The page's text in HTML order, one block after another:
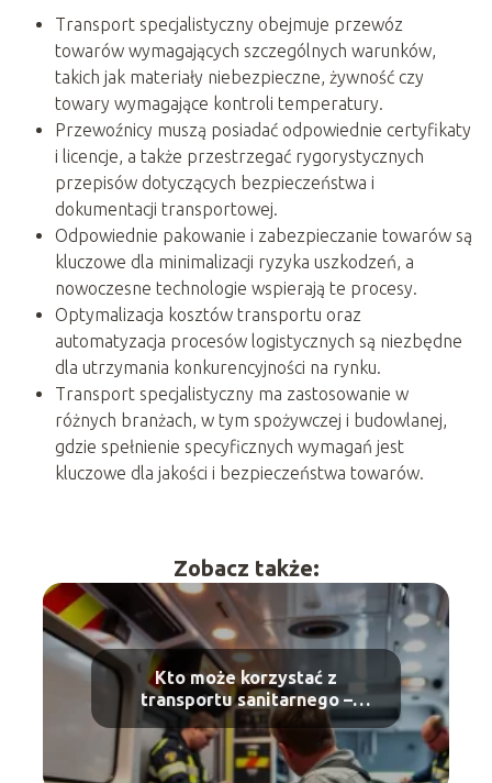
Transport specjalistyczny obejmuje przewóz
towarów wymagających szczególnych warunków,
takich jak materiały niebezpieczne, żywność czy
towary wymagające kontroli temperatury.
Przewoźnicy muszą posiadać odpowiednie certyfikaty
i licencje, a także przestrzegać rygorystycznych
przepisów dotyczących bezpieczeństwa i
dokumentacji transportowej.
Odpowiednie pakowanie i zabezpieczanie towarów są
kluczowe dla minimalizacji ryzyka uszkodzeń, a
nowoczesne technologie wspierają te procesy.
Optymalizacja kosztów transportu oraz
automatyzacja procesów logistycznych są niezbędne
dla utrzymania konkurencyjności na rynku.
Transport specjalistyczny ma zastosowanie w
różnych branżach, w tym spożywczej i budowlanej,
gdzie spełnienie specyficznych wymagań jest
kluczowe dla jakości i bezpieczeństwa towarów.
Zobacz także:
Kto może korzystać z
transportu sanitarnego –
wyjaśnienie zasad